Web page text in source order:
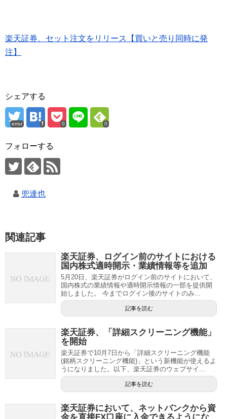
楽天証券、セット注文をリリース【買いと売り同時に発
注】
シェアする
error 0 0
フォローする
兜達也
関連記事
楽天証券、ログイン前のサイトにおける
国内株式適時開示・業績情報等を追加
5月20日、楽天証券がログイン前のサイトにおいて、
国内株式の業績情報や適時開示情報の一部を提供開
始しました。 今までログイン後のサイトのみ...
記事を読む
楽天証券、「詳細スクリーニング機能」
を開始
楽天証券で10月7日から「詳細スクリーニング機能
(銘柄スクリーニング機能)」という新機能が使えるよ
うになりました。以下、楽天証券のウェブサイ...
記事を読む
楽天証券において、ネットバンクから資